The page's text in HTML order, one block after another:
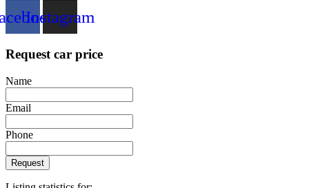
Instagram
Request car price
Name
Email
Phone
Request